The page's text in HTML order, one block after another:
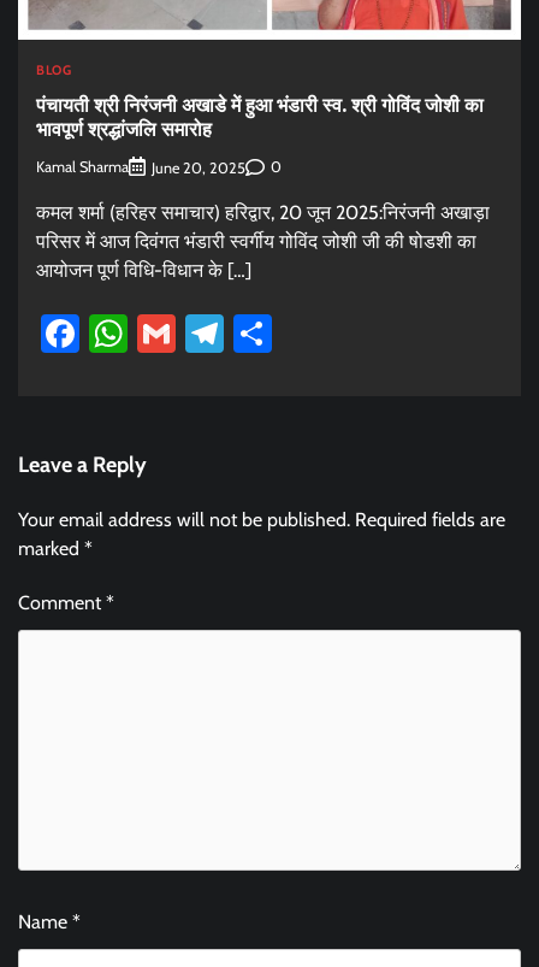
BLOG
पंचायती श्री निरंजनी अखाडे में हुआ भंडारी स्व. श्री गोविंद जोशी का
भावपूर्ण श्रद्धांजलि समारोह
Kamal Sharma June 20, 2025 0
कमल शर्मा (हरिहर समाचार) हरिद्वार, 20 जून 2025:निरंजनी अखाड़ा
परिसर में आज दिवंगत भंडारी स्वर्गीय गोविंद जोशी जी की षोडशी का
आयोजन पूर्ण विधि-विधान के […]
Facebook
WhatsApp
GmailTelegram
Leave a Reply
Your email address will not be published. Required fields are
marked *
Comment*
Name *